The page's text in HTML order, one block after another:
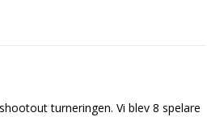
turneringen. Vi blev 8 spelare